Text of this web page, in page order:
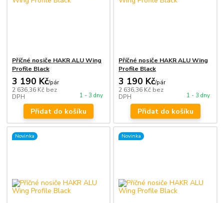
Příčné nosiče HAKR ALU Wing
Profile Black
3 190 Kč/pár
2 636,36 Kč bez
DPH
1 - 3 dny
Přidat do košíku
Příčné nosiče HAKR ALU Wing
Profile Black
3 190 Kč/pár
2 636,36 Kč bez
DPH
1 - 3 dny
Přidat do košíku
Novinka Novinka